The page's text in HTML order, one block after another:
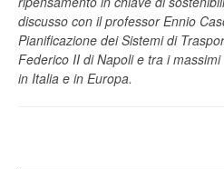
discusso con il professor Ennio
Pianificazione dei Sistemi di
Federico II di Napoli e tra i
in Italia e in Europa.